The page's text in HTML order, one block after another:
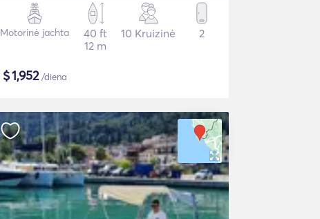
Motorinė jachta
40 ft
12 m
10 Kruizinė 2
$1,952/diena